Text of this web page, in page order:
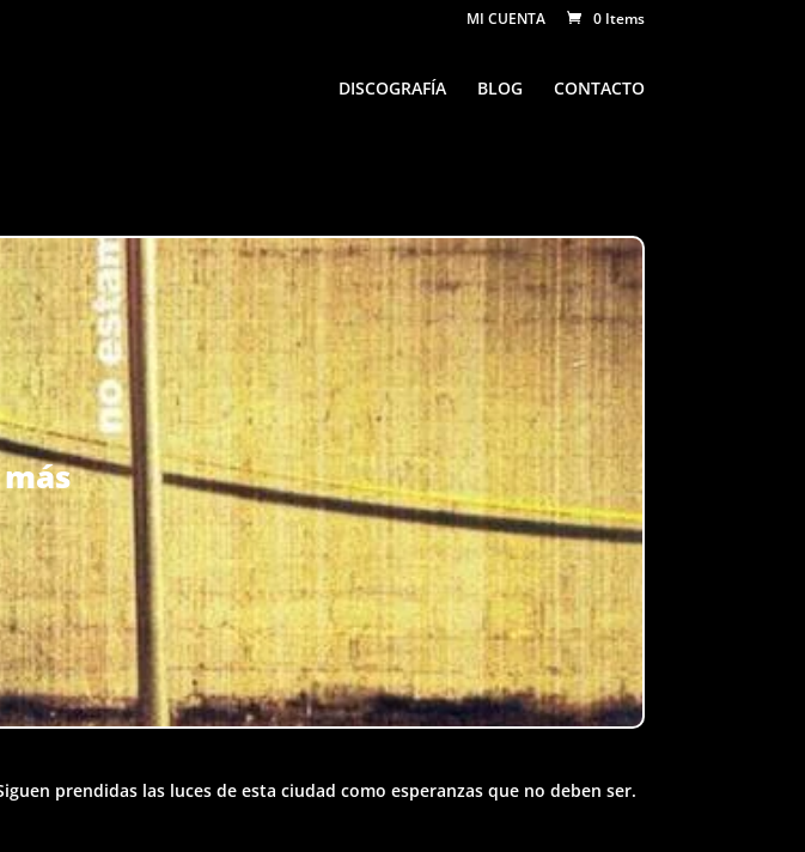
MI CUENTA 0 Items
DISCOGRAFÍA BLOG CONTACTO
prendidas las luces de esta ciudad como esperanzas que no deben ser.